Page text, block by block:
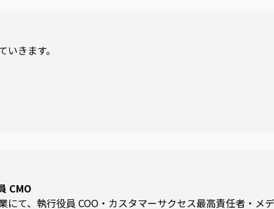
きます。
CMO
て、執行役員 COO・カスタマーサクセス最高責任者・